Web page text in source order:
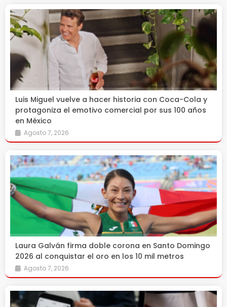
Luis Miguel vuelve a hacer historia con Coca-Cola y
protagoniza el emotivo comercial por sus 100 años
en México
Agosto 7, 2026
Laura Galván firma doble corona en Santo Domingo
2026 al conquistar el oro en los 10 mil metros
Agosto 7, 2026